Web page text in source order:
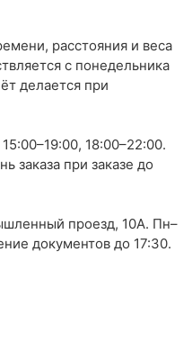
расстояния и веса
с понедельника
делается при
18:00–22:00.
заказа при заказе до
проезд, 10А. Пн–
документов до 17:30.